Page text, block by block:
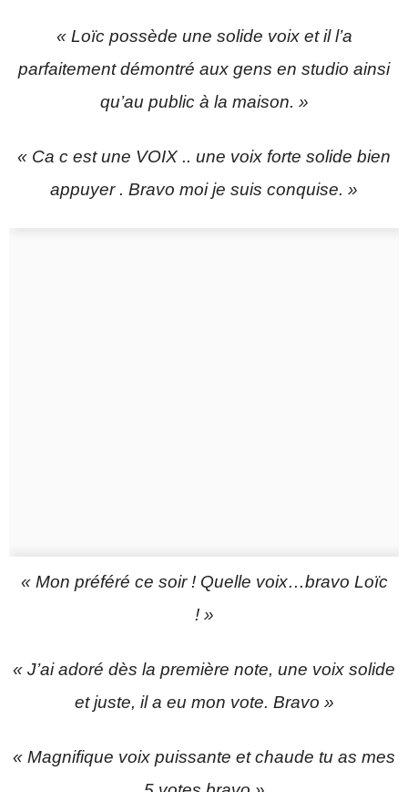
« Loïc possède une solide voix et il l’a
parfaitement démontré aux gens en studio ainsi
qu’au public à la maison. »
« Ca c est une VOIX .. une voix forte solide bien
appuyer . Bravo moi je suis conquise. »
« Mon préféré ce soir ! Quelle voix…bravo Loïc
! »
« J’ai adoré dès la première note, une voix solide
et juste, il a eu mon vote. Bravo »
« Magnifique voix puissante et chaude tu as mes